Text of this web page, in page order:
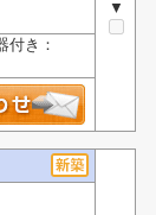
▼
付き：